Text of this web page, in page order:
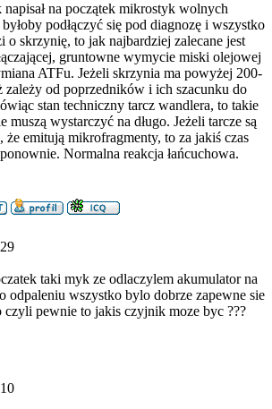
na początek mikrostyk wolnych
podłączyć się pod diagnozę i wszystko
o skrzynię, to jak najbardziej zalecane jest
gruntowne wymycie miski olejowej
ATFu. Jeżeli skrzynia ma powyżej 200-
zależy od poprzedników i ich szacunku do
stan techniczny tarcz wandlera, to takie
wystarczyć na długo. Jeżeli tarcze są
że emitują mikrofragmenty, to za jakiś czas
Normalna reakcja łańcuchowa.
taki myk ze odlaczylem akumulator na
odpaleniu wszystko bylo dobrze zapewne sie
czyli pewnie to jakis czyjnik moze byc ???